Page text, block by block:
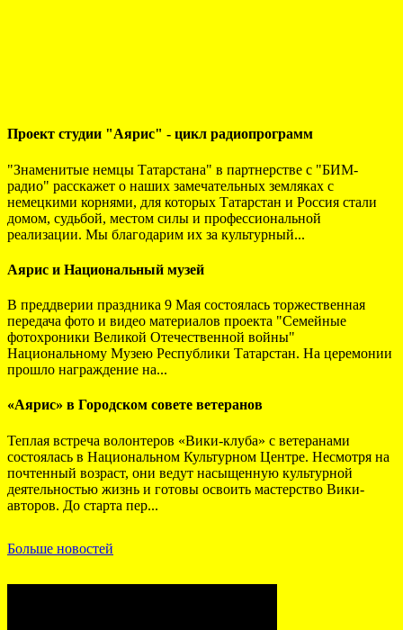
Проект студии "Аярис" - цикл радиопрограмм
"Знаменитые немцы Татарстана" в партнерстве с "БИМ-
радио" расскажет о наших замечательных земляках с
немецкими корнями, для которых Татарстан и Россия стали
домом, судьбой, местом силы и профессиональной
реализации. Мы благодарим их за культурный...
Аярис и Национальный музей
В преддверии праздника 9 Мая состоялась торжественная
передача фото и видео материалов проекта "Семейные
фотохроники Великой Отечественной войны"
Национальному Музею Республики Татарстан. На церемонии
прошло награждение на...
«Аярис» в Городском совете ветеранов
Теплая встреча волонтеров «Вики-клуба» с ветеранами
состоялась в Национальном Культурном Центре. Несмотря на
почтенный возраст, они ведут насыщенную культурной
деятельностью жизнь и готовы освоить мастерство Вики-
авторов. До старта пер...
Больше новостей